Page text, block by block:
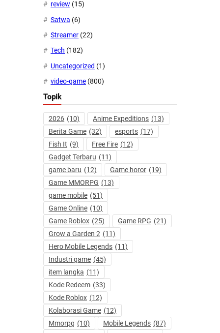
review (15)
Satwa (6)
Streamer (22)
Tech (182)
Uncategorized (1)
video-game (800)
Topik
2026 (10) Anime Expeditions (13)
Berita Game (32) esports (17)
Fish It (9) Free Fire (12)
Gadget Terbaru (11)
game baru (12) Game horor (19)
Game MMORPG (13)
game mobile (51)
Game Online (10)
Game Roblox (25) Game RPG (21)
Grow a Garden 2 (11)
Hero Mobile Legends (11)
Industri game (45)
item langka (11)
Kode Redeem (33)
Kode Roblox (12)
Kolaborasi Game (12)
Mmorpg (10) Mobile Legends (87)